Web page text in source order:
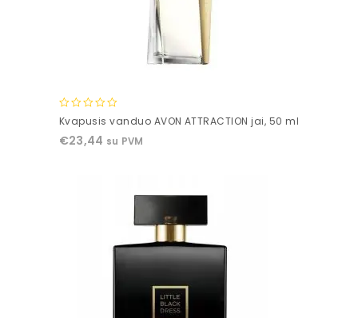
0
of
Kvapusis vanduo AVON ATTRACTION jai, 50 ml
€23,44 su PVM